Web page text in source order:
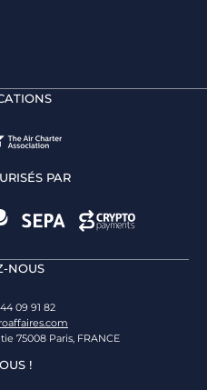
PAR
NOUS
09 91 82
75008 Paris, FRANCE
!